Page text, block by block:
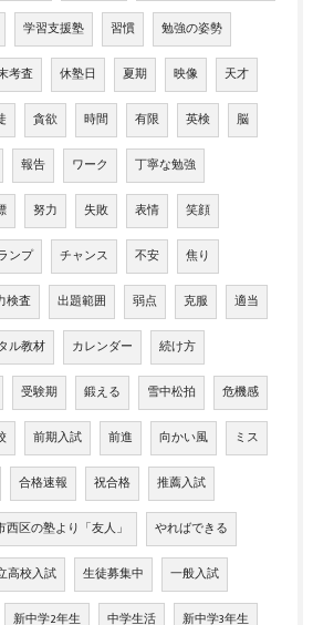
学習支援塾 習慣 勉強の姿勢
考査 休塾日 夏期 映像 天才
貪欲 時間 有限 英検 脳
報告 ワーク 丁寧な勉強
努力 失敗 表情 笑顔
ンプ チャンス 不安 焦り
検査 出題範囲 弱点 克服 適当
ル教材 カレンダー 続け方
受験期 鍛える 雪中松拍 危機感
前期入試 前進 向かい風 ミス
合格速報 祝合格 推薦入試
西区の塾より「友人」 やればできる
高校入試 生徒募集中 一般入試
新中学2年生 中学生活 新中学3年生